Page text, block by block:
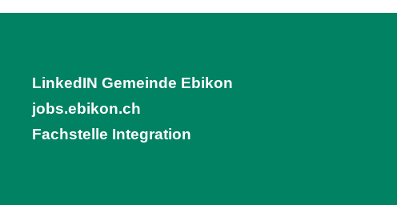
LinkedIN Gemeinde Ebikon
jobs.ebikon.ch
Fachstelle Integration